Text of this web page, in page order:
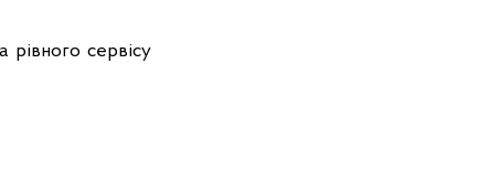
сервісу